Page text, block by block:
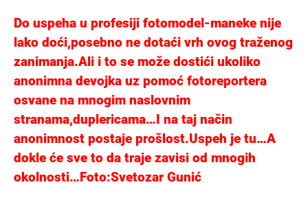
Do uspeha u profesiji fotomodel-maneke nije
lako doći,posebno ne dotaći vrh ovog traženog
zanimanja.Ali i to se može dostići ukoliko
anonimna devojka uz pomoć fotoreportera
osvane na mnogim naslovnim
stranama,duplericama…I na taj način
anonimnost postaje prošlost.Uspeh je tu…A
dokle će sve to da traje zavisi od mnogih
okolnosti…Foto:Svetozar Gunić